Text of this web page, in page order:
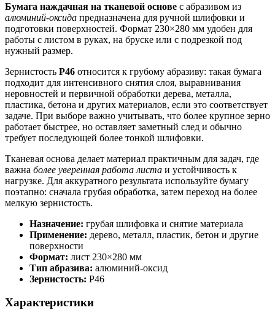
Бумага наждачная на тканевой основе с абразивом из
алюминий-оксида предназначена для ручной шлифовки и
подготовки поверхностей. Формат 230×280 мм удобен для
работы с листом в руках, на бруске или с подрезкой под
нужный размер.
Зернистость Р46 относится к грубому абразиву: такая бумага
подходит для интенсивного снятия слоя, выравнивания
неровностей и первичной обработки дерева, металла,
пластика, бетона и других материалов, если это соответствует
задаче. При выборе важно учитывать, что более крупное зерно
работает быстрее, но оставляет заметный след и обычно
требует последующей более тонкой шлифовки.
Тканевая основа делает материал практичным для задач, где
важна более уверенная работа листа и устойчивость к
нагрузке. Для аккуратного результата используйте бумагу
поэтапно: сначала грубая обработка, затем переход на более
мелкую зернистость.
Назначение: грубая шлифовка и снятие материала
Применение: дерево, металл, пластик, бетон и другие
поверхности
Формат: лист 230×280 мм
Тип абразива: алюминий-оксид
Зернистость: Р46
Характеристики